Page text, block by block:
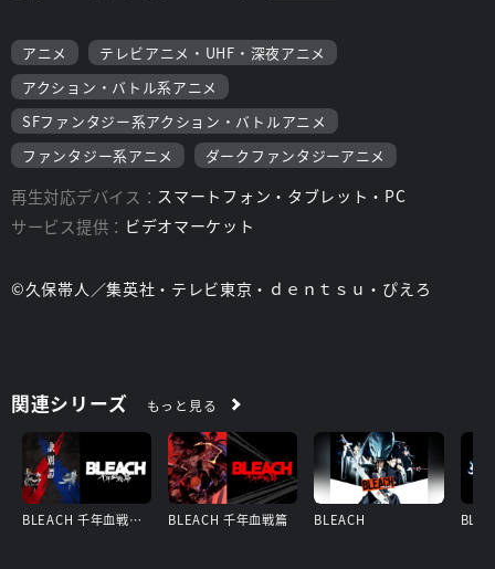
アニメ
テレビアニメ・UHF・深夜アニメ
アクション・バトル系アニメ
SFファンタジー系アクション・バトルアニメ
ファンタジー系アニメ
ダークファンタジーアニメ
再生対応デバイス： スマートフォン・タブレット・PC
サービス提供： ビデオマーケット
©久保帯人／集英社・テレビ東京・ｄｅｎｔｓｕ・ぴえろ
関連シリーズ もっと見る
BLEACH 千年血戦篇-訣別譚- BLEACH 千年血戦篇 BLEACH